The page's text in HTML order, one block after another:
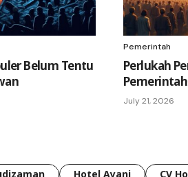
Belum Tentu
Pemerintah
Perlukah
July 21, 2026
Hotel Ayani CV